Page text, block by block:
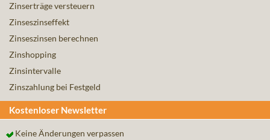
Zinserträge versteuern
Zinseszinseffekt
Zinseszinsen berechnen
Zinshopping
Zinsintervalle
Zinszahlung bei Festgeld
Kostenloser Newsletter
Keine Änderungen verpassen